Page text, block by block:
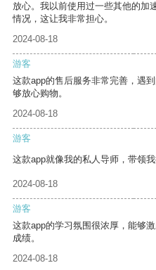
放心。我以前使用过一些其他的加
情况，这让我非常担心。
2024-08-18
游客
这款app的售后服务非常完善，遇
够放心购物。
2024-08-18
游客
这款app就像我的私人导师，带领我
2024-08-18
游客
这款app的学习氛围很浓厚，能够
成绩。
2024-08-18